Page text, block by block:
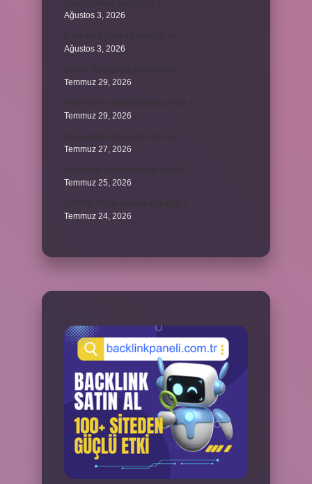
Ağustos 3, 2026
Ağustos 3, 2026
Temmuz 29, 2026
Temmuz 29, 2026
Temmuz 27, 2026
Temmuz 25, 2026
Temmuz 24, 2026